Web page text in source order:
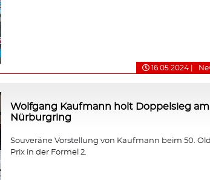
16.05.2024
Wolfgang Kaufmann holt Doppelsieg am
Nürburgring
Souveräne Vorstellung von Kaufmann beim 50.
Prix in der Formel 2.